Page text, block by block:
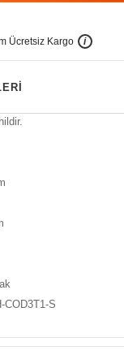
Ücretsiz Kargo i
COD3T1-S